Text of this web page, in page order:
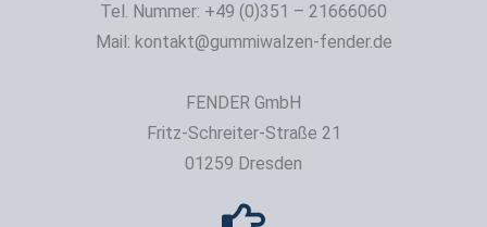
Tel. Nummer: +49 (0)351 – 21666060
Mail: kontakt@gummiwalzen-fender.de
FENDER GmbH
Fritz-Schreiter-Straße 21
01259 Dresden